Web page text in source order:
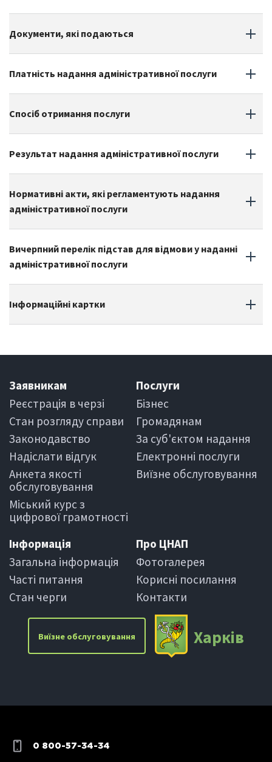
Документи, які подаються
Платність надання адміністративної послуги
Спосіб отримання послуги
Результат надання адміністративної послуги
Нормативні акти, які регламентують надання
адміністративної послуги
Вичерпний перелік підстав для відмови у наданні
адміністративної послуги
Інформаційні картки
Заявникам
Реєстрація в черзi
Стан розгляду справи
Законодавство
Надіслати вiдгук
Анкета якості
обслуговування
Міський курс з
цифрової грамотності
Послуги
Бiзнес
Громадянам
За суб'єктом надання
Електроннi послуги
Виїзне обслуговування
Iнформацiя
Загальна інформація
Частi питання
Стан черги
Про ЦНАП
Фотогалерея
Корисні посилання
Контакти
Виїзне обслуговування Харкiв
0 800-57-34-34